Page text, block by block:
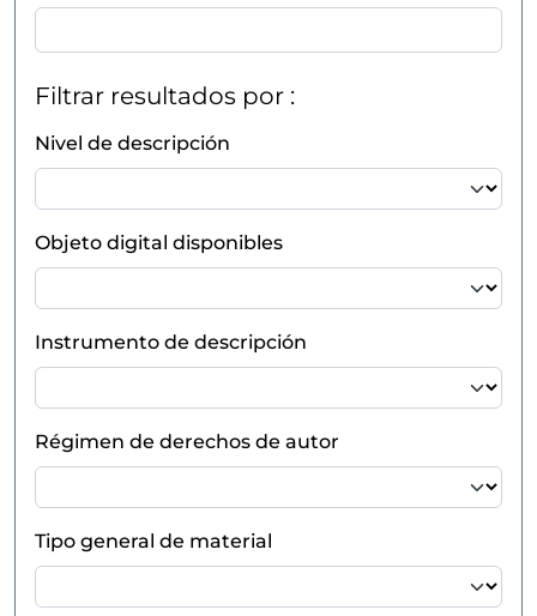
Filtrar resultados por :
Nivel de descripción
Objeto digital disponibles
Instrumento de descripción
Régimen de derechos de autor
Tipo general de material